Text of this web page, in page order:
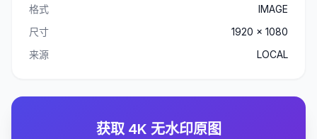
格式
IMAGE
尺寸
1920 x 1080
来源
LOCAL
获取 4K 无水印原图